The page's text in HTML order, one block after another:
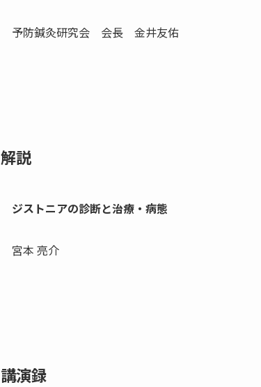
予防鍼灸研究会 会長 金井友佑
解説
ジストニアの診断と治療・病態
宮本 亮介
講演録